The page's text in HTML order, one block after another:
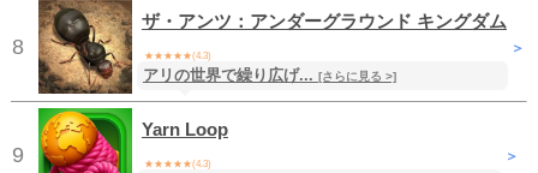
8
ザ・アンツ：アンダーグラウンド キングダム
＞
★★★★★(4.3)
無料 / ストラテジー
アリの世界で繰り広げ... [さらに見る >]
9
Yarn Loop
＞
★★★★★(4.3)